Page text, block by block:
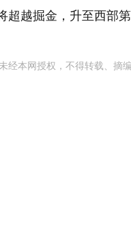
越掘金，升至西部第
经本网授权，不得转载、摘